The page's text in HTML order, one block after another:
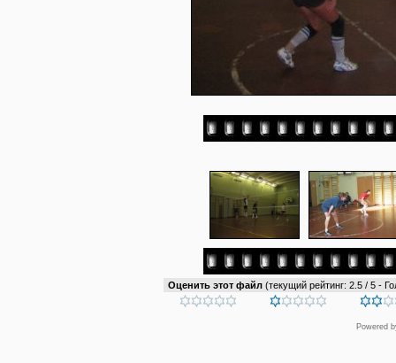
Оценить этот файл (текущий рейтинг: 2.5 / 5 -
Powered